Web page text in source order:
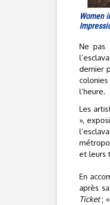
Women
Ne pas
dernier
l’heure.
Les
»,
et leurs
En
après
Ticket;